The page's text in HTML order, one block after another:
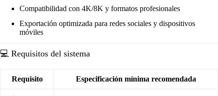
Compatibilidad con 4K/8K y formatos profesionales
Exportación optimizada para redes sociales y dispositivos
móviles
💻 Requisitos del sistema
Requisito Especificación mínima recomendada